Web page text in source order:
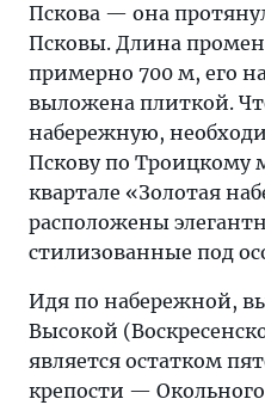
Пскова — она
Псковы. Длина
примерно 700 м, его
выложена плиткой.
набережную,
Пскову по Троицкому
квартале «Золотая
расположены
стилизованные под
Идя по набережной,
Высокой
является остатком
крепости —